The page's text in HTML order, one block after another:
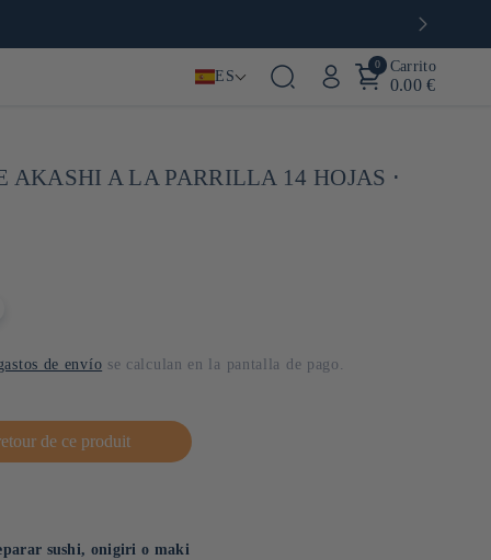
ES
0 Carrito
0.00 €
AKASHI A LA PARRILLA 14 HOJAS ⋅
de envío se calculan en la pantalla de pago.
de ce produit
sushi, onigiri o maki